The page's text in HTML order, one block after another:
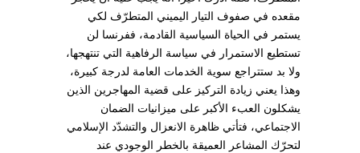
مقعده في صفوف التيار اليميني المتطرّف لكي
يستمر في الحياة السياسية القادمة، ففرنسا لن
تستطيع الاستمرار في سياسة الرفاهية التي تنتهجها،
ولا بد ستتراجع سوية الخدمات العامة لدرجة كبيرة،
وهذا يعني زيادة التركيز على قضية المهاجرين الذين
يشكلون العبء الأكبر على ميزانيات الضمان
الاجتماعي، فتأتي ظاهرة الانعزال والتشدّد الإسلامي
لتحرّك المشاعر العميقة بالخطر الوجودي عند